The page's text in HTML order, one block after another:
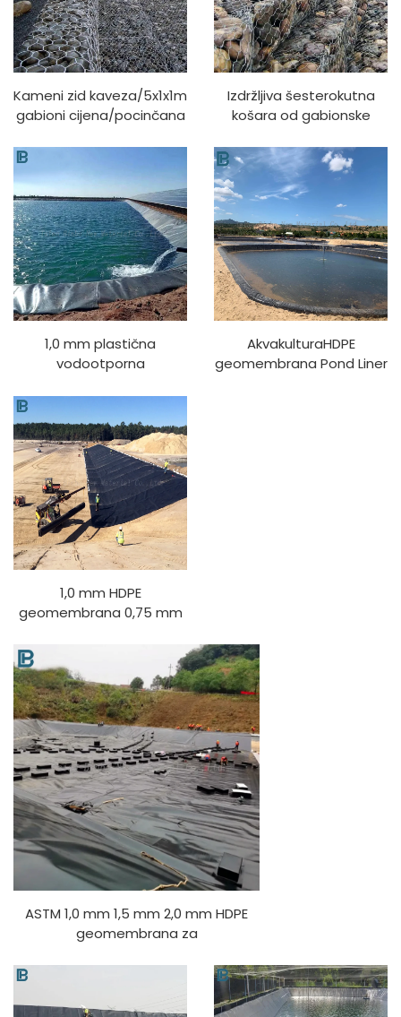
Kameni zid kaveza/5x1x1m
gabioni cijena/pocinčana
Izdržljiva šesterokutna
košara od gabionske
kutija od upletene mreže
za potporne zidove
Kontrola erozije
1,0 mm plastična
vodootporna
jezero Rezervoar Obloga
brane Bazen Ribnjak
Farma Obloga HDPE
Geomembrana
AkvakulturaHDPE
geomembrana Pond Liner
1,0 mm HDPE
geomembrana 0,75 mm
Umjetna jezera HDPE
obloga za ribnjake
Obloga za odlagalište
ASTM 1,0 mm 1,5 mm 2,0 mm HDPE
geomembrana za